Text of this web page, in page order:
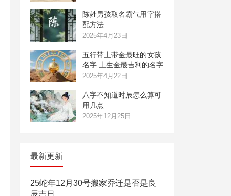
陈姓男孩取名霸气用字搭
配方法
2025年4月23日
五行带土带金最旺的女孩
名字 土生金最吉利的名字
2025年4月22日
八字不知道时辰怎么算可
用几点
2025年12月25日
最新更新
25蛇年12月30号搬家乔迁是否是良
辰吉日